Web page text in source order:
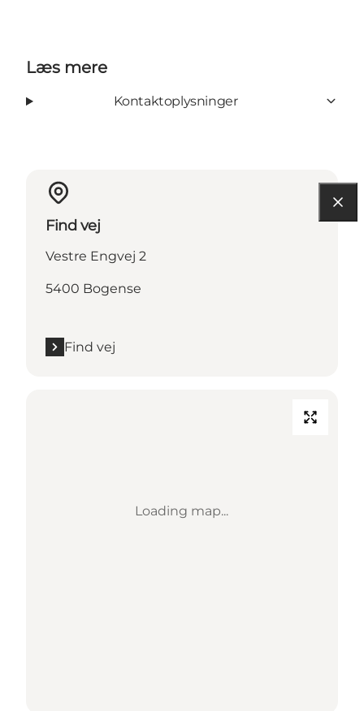
Læs mere
Kontaktoplysninger
Find vej
Vestre Engvej 2
5400 Bogense
Find vej
Loading map...